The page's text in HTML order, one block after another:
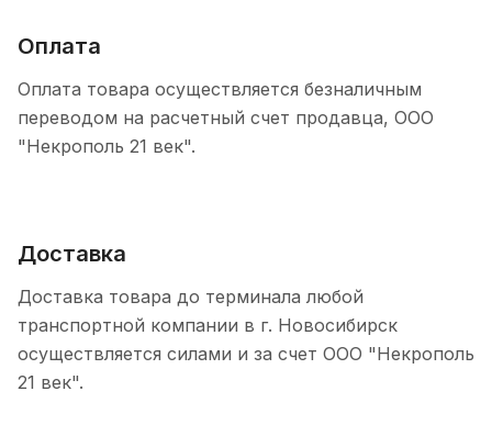
Оплата
Оплата товара осуществляется безналичным
переводом на расчетный счет продавца, ООО
"Некрополь 21 век".
Доставка
Доставка товара до терминала любой
транспортной компании в г. Новосибирск
осуществляется силами и за счет ООО "Некрополь
21 век".